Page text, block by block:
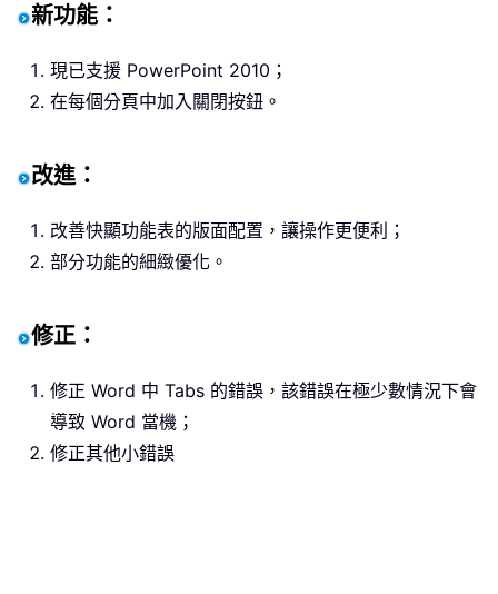
新功能：
現已支援 PowerPoint 2010；
在每個分頁中加入關閉按鈕。
改進：
改善快顯功能表的版面配置，讓操作更便利；
部分功能的細緻優化。
修正：
修正 Word 中 Tabs 的錯誤，該錯誤在極少數情況下會
導致 Word 當機；
修正其他小錯誤